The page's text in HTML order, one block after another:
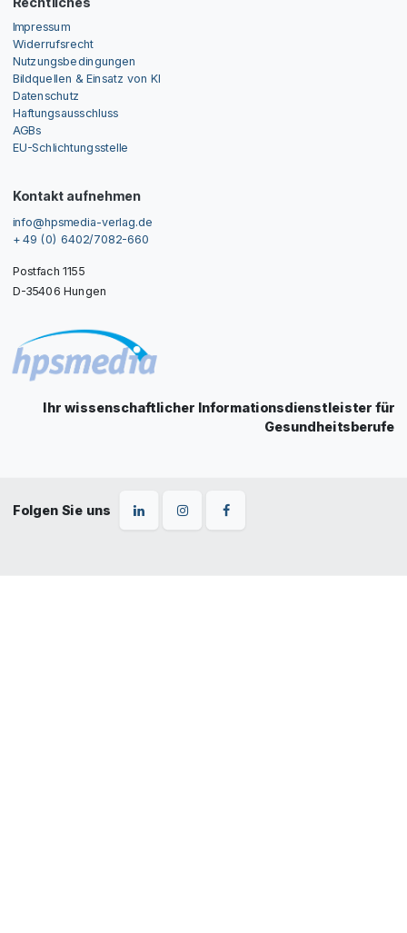
Impressum
Widerrufsrecht
Nutzungsbedingungen
Bildquellen & Einsatz von KI
Datenschutz
Haftungsausschluss
AGBs
EU-Schlichtungsstelle
Kontakt aufnehmen
info@hpsmedia-verlag.de
+ 49 (0) 6402/7082-660
Postfach 1155
D-35406 Hungen
Ihr wissenschaftlicher Informationsdienstleister für
Gesundheitsberufe
Folgen Sie uns